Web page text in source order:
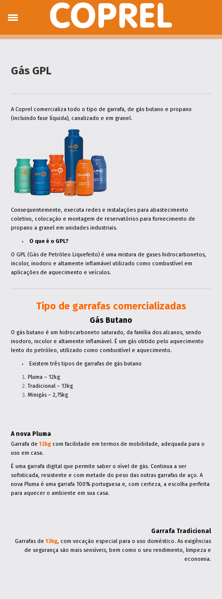
Gás GPL
A Coprel comercializa todo o tipo de garrafa, de gás butano e propano
(incluindo fase líquida), canalizado e em granel.
Consequentemente, executa redes e instalações para abastecimento
coletivo, colocação e montagem de reservatórios para fornecimento de
propano a granel em unidades industriais.
O que é o GPL?
O GPL (Gás de Petróleo Liquefeito) é uma mistura de gases hidrocarbonetos,
incolor, inodoro e altamente inflamável utilizado como combustível em
aplicações de aquecimento e veículos.
Tipo de garrafas comercializadas
Gás Butano
O gás butano é um hidrocarboneto saturado, da família dos alcanos, sendo
inodoro, incolor e altamente inflamável. É um gás obtido pelo aquecimento
lento do petróleo, utilizado como combustível e aquecimento.
Existem três tipos de garrafas de gás butano
Pluma – 12kg
Tradicional – 13kg
Minigás – 2,75kg
A nova Pluma
Garrafa de12kg com facilidade em termos de mobilidade, adequada para o
uso em casa.
É uma garrafa digital que permite saber o nível de gás. Continua a ser
sofisticada, resistente e com metade do peso das outras garrafas de aço. A
nova Pluma é uma garrafa 100% portuguesa e, com certeza, a escolha perfeita
para aquecer o ambiente em sua casa.
Garrafa Tradicional
Garrafas de13kg, com vocação especial para o uso doméstico. As exigências
de segurança são mais sensíveis, bem como o seu rendimento, limpeza e
economia.
Sobre nós
Produtos e Serviços
Gás GPL
Electrodomésticos,
Termodomésticos e Decoração
Máquinas e Ferramentas
Encomendas
Hotspot Day & Night
Serviços Online
Envio de Contagens
Pedido de Assistência
Pedido Orçamento Solar Térmico
Pedido Orçamento Aspiração Central
Pedido Orçamento Ar Condicionado
Pedido Orçamento Aquecimento
Contactos
Sede
Loja / Exposição
Loja do Cidadão
Dept. logística
Dept. técnico